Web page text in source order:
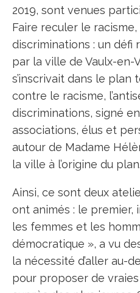
2019, sont venues
Faire reculer le
discriminations : un défi
par la ville de Vaulx-en-
s’inscrivait dans le
contre le racisme,
discriminations, signé
associations, élus et
autour de Madame
la ville à l’origine du plan.
Ainsi, ce sont deux
ont animés : le
les femmes et les
démocratique », a vu
la nécessité d’aller au-
pour proposer de vraies